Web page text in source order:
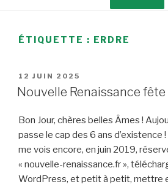
ÉTIQUETTE : ERDRE
PUBLIÉ
LE
12 JUIN 2025
Nouvelle Renaissance fête
Bon Jour, chères belles Âmes !
passe le cap des 6 ans d’existence
me vois encore, en juin 2019,
« nouvelle-renaissance.fr »,
WordPress, et petit à petit, mettre